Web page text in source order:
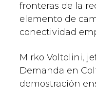
fronteras de la
elemento de
conectividad
Mirko Voltolini,
Demanda en
demostración